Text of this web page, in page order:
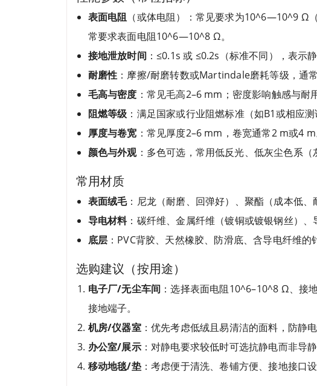
表面电阻 （或体电阻）：常见要求为10^6—10^9 Ω
常要求表面电阻10^6—10^8 Ω。
接地泄放时间 ：≤0.1s 或 ≤0.2s（标准不同），表示
耐磨性 ：摩擦/耐磨转数或Martindale磨耗等级，通
毛高与密度 ：常见毛高2–6 mm；密度影响触感与耐
阻燃等级 ：满足国家或行业阻燃标准（如B1或相应测
厚度与卷宽 ：常见厚度2–6 mm，卷宽通常2 m或4 m
颜色与外观：多色可选，常用低反光、低灰尘色系（
常用材质
表面绒毛：尼龙（耐磨、回弹好）、聚酯（成本低、
导电材料：碳纤维、金属纤维（镀铜或镀银钢丝）、
底层：PVC背胶、天然橡胶、防滑底、含导电纤维的
选购建议（按用途）
电子厂/无尘车间 ：选择表面电阻10^6–10^8 Ω、接
接地端子。
机房/仪器室：优先考虑低绒且易清洁的面料，防静
办公室/展示：对静电要求较低时可选抗静电而非导
移动地毯/垫：考虑便于清洗、卷铺方便、接地接口设